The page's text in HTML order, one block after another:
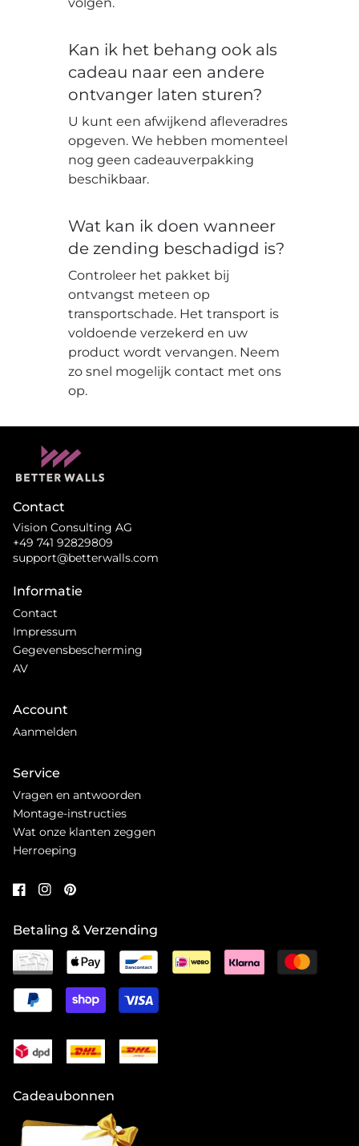
Kan ik het behang ook als
cadeau naar een andere
ontvanger laten sturen?
U kunt een afwijkend afleveradres
opgeven. We hebben momenteel
nog geen cadeauverpakking
beschikbaar.
Wat kan ik doen wanneer
de zending beschadigd is?
Controleer het pakket bij
ontvangst meteen op
transportschade. Het transport is
voldoende verzekerd en uw
product wordt vervangen. Neem
zo snel mogelijk contact met ons
op.
Contact
Vision Consulting AG
+49 741 92829809
support@betterwalls.com
Informatie
Contact
Impressum
Gegevensbescherming
AV
Account
Aanmelden
Service
Vragen en antwoorden
Montage-instructies
Wat onze klanten zeggen
Herroeping
Betaling & Verzending
Cadeaubonnen